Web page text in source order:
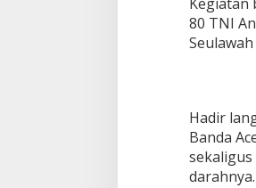
80 TNI
Hadir
Banda
darahnya.